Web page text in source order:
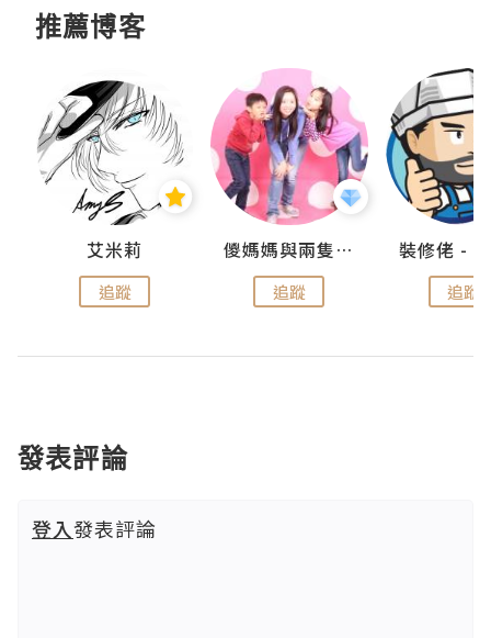
推薦博客
艾米莉
追蹤
儍媽媽與兩隻小魔怪之家
追蹤 追蹤
發表評論
登入發表評論